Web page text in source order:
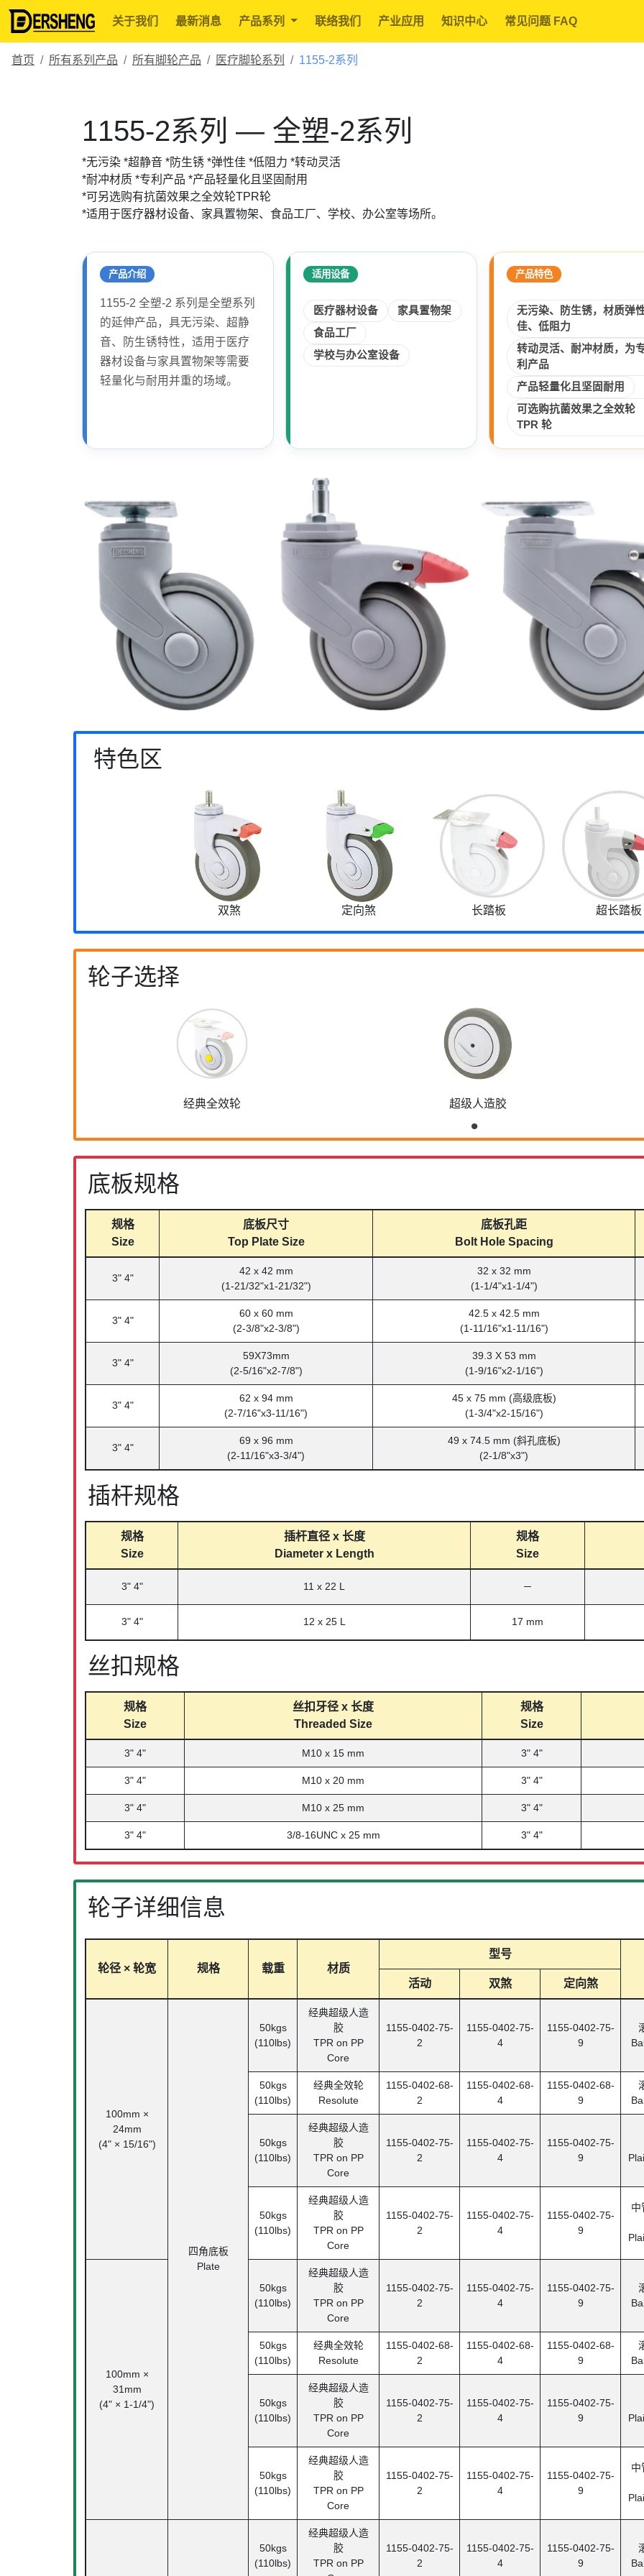
关于我们 最新消息 产品系列 联络我们 产业应用 知识中心 常见问题 FAQ
首页 所有系列产品 所有脚轮产品 医疗脚轮系列 1155-2系列
1155-2系列 — 全塑-2系列
*无污染 *超静音 *防生锈 *弹性佳 *低阻力 *转动灵活
*耐冲材质 *专利产品 *产品轻量化且坚固耐用
*可另选购有抗菌效果之全效轮TPR轮
*适用于医疗器材设备、家具置物架、食品工厂、学校、办公室等场所。
产品介绍
1155-2 全塑-2 系列是全塑系列
的延伸产品，具无污染、超静
音、防生锈特性，适用于医疗
器材设备与家具置物架等需要
轻量化与耐用并重的场域。
适用设备
医疗器材设备
家具置物架
食品工厂
学校与办公室设备
产品特色
无污染、防生锈，材质弹
佳、低阻力
转动灵活、耐冲材质，为
利产品
产品轻量化且坚固耐用
可选购抗菌效果之全效轮
TPR 轮
特色区
双煞 定向煞 长踏板 超长踏板
轮子选择
经典全效轮 超级人造胶
底板规格
规格
Size
底板尺寸
Top Plate Size
底板孔距
Bolt Hole Spacing
3" 4"
42 x 42 mm
(1-21/32"x1-21/32")
32 x 32 mm
(1-1/4"x1-1/4")
3" 4"
60 x 60 mm
(2-3/8"x2-3/8")
42.5 x 42.5 mm
(1-11/16"x1-11/16")
3" 4"
59X73mm
(2-5/16"x2-7/8")
39.3 X 53 mm
(1-9/16"x2-1/16")
3" 4"
62 x 94 mm
(2-7/16"x3-11/16")
45 x 75 mm (高级底板)
(1-3/4"x2-15/16")
3" 4"
69 x 96 mm
(2-11/16"x3-3/4")
49 x 74.5 mm (斜孔底板)
(2-1/8"x3")
插杆规格
规格
Size
插杆直径 x 长度
Diameter x Length
规格
Size
3" 4" 11 x 22 L ─
3" 4" 12 x 25 L 17 mm
丝扣规格
规格
Size
丝扣牙径 x 长度
Threaded Size
规格
Size
3" 4" M10 x 15 mm 3" 4"
3" 4" M10 x 20 mm 3" 4"
3" 4" M10 x 25 mm 3" 4"
3" 4" 3/8-16UNC x 25 mm 3" 4"
轮子详细信息
轮径 × 轮宽 规格 载重 材质
型号
活动 双煞 定向煞
100mm ×
24mm
(4" × 15/16")
四角底板
Plate
50kgs
(110lbs)
经典超级人造
胶
TPR on PP
Core
1155-0402-75-
2
1155-0402-75-
4
1155-0402-75-
9
50kgs
(110lbs)
经典全效轮
Resolute
1155-0402-68-
2
1155-0402-68-
4
1155-0402-68-
9
50kgs
(110lbs)
经典超级人造
胶
TPR on PP
Core
1155-0402-75-
2
1155-0402-75-
4
1155-0402-75-
9
50kgs
(110lbs)
经典超级人造
胶
TPR on PP
Core
1155-0402-75-
2
1155-0402-75-
4
1155-0402-75-
9
中
100mm ×
31mm
(4" × 1-1/4")
50kgs
(110lbs)
经典超级人造
胶
TPR on PP
Core
1155-0402-75-
2
1155-0402-75-
4
1155-0402-75-
9
50kgs
(110lbs)
经典全效轮
Resolute
1155-0402-68-
2
1155-0402-68-
4
1155-0402-68-
9
50kgs
(110lbs)
经典超级人造
胶
TPR on PP
Core
1155-0402-75-
2
1155-0402-75-
4
1155-0402-75-
9
50kgs
(110lbs)
经典超级人造
胶
TPR on PP
Core
1155-0402-75-
2
1155-0402-75-
4
1155-0402-75-
9
中
50kgs
(110lbs)
经典超级人造
胶
TPR on PP
1155-0402-75-
2
1155-0402-75-
4
1155-0402-75-
9